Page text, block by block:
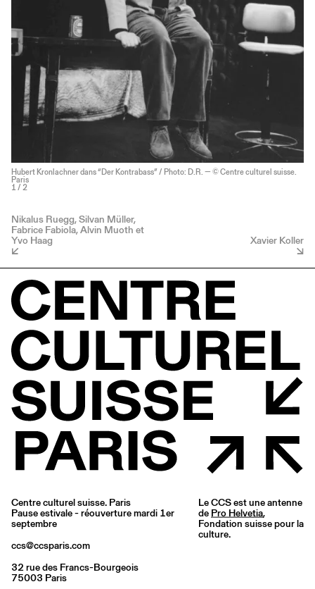
Hubert Kronlachner dans “Der Kontrabass” / Photo: D.R. — © Centre culturel suisse.
Paris
1 / 2
Nikalus Ruegg, Silvan Müller,
Fabrice Fabiola, Alvin Muoth et
Yvo Haag Xavier Koller
Centre culturel suisse. Paris
Pause estivale - réouverture mardi 1er
septembre
ccs@ccsparis.com
32 rue des Francs-Bourgeois
75003 Paris
Le CCS est une antenne
de Pro Helvetia,
Fondation suisse pour la
culture.